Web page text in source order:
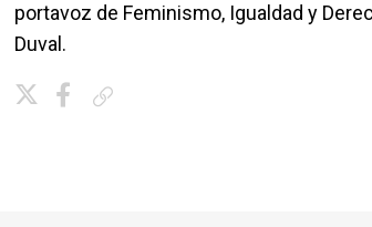
portavoz de Feminismo, Igualdad y
Duval.